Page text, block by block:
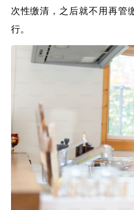
次性缴清，之后就不用再管
行。